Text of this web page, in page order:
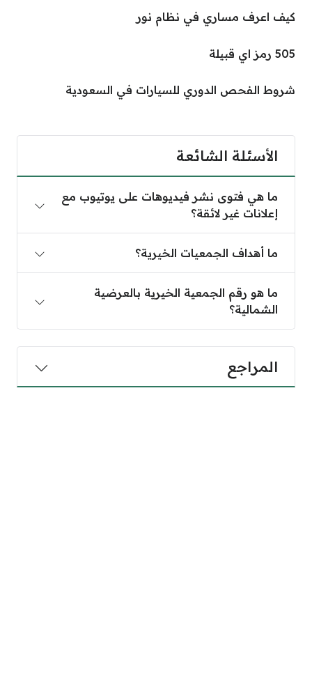
كيف اعرف مساري في نظام نور
505 رمز اي قبيلة
شروط الفحص الدوري للسيارات في السعودية
الأسئلة الشائعة
ما هي فتوى نشر فيديوهات على يوتيوب مع
إعلانات غير لائقة؟
ما أهداف الجمعيات الخيرية؟
ما هو رقم الجمعية الخيرية بالعرضية
الشمالية؟
المراجع